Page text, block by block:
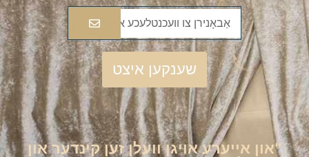
שענקען איצט
"און אייערע אויגן וועלן זען קינדער און